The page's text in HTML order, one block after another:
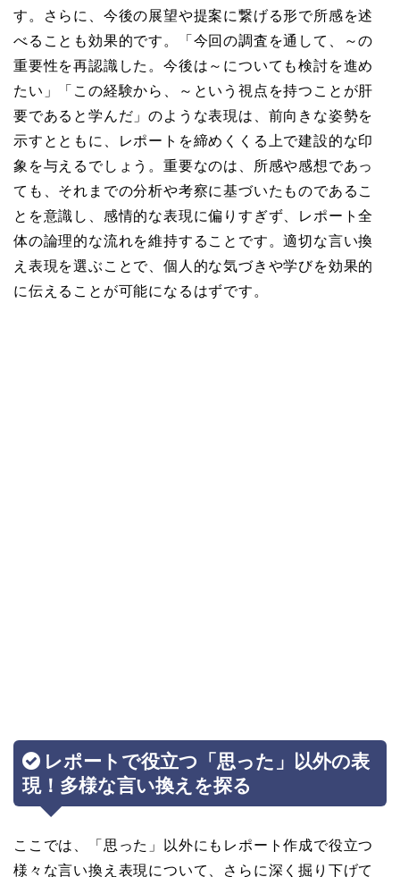
す。さらに、今後の展望や提案に繋げる形で所感を述
べることも効果的です。「今回の調査を通して、～の
重要性を再認識した。今後は～についても検討を進め
たい」「この経験から、～という視点を持つことが肝
要であると学んだ」のような表現は、前向きな姿勢を
示すとともに、レポートを締めくくる上で建設的な印
象を与えるでしょう。重要なのは、所感や感想であっ
ても、それまでの分析や考察に基づいたものであるこ
とを意識し、感情的な表現に偏りすぎず、レポート全
体の論理的な流れを維持することです。適切な言い換
え表現を選ぶことで、個人的な気づきや学びを効果的
に伝えることが可能になるはずです。
レポートで役立つ「思った」以外の表
現！多様な言い換えを探る
ここでは、「思った」以外にもレポート作成で役立つ
様々な言い換え表現について、さらに深く掘り下げて